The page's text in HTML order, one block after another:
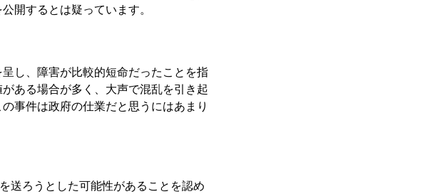
開するとは疑っています。
し、障害が比較的短命だったことを指
ある場合が多く、大声で混乱を引き起
事件は政府の仕業だと思うにはあまり
送ろうとした可能性があることを認め